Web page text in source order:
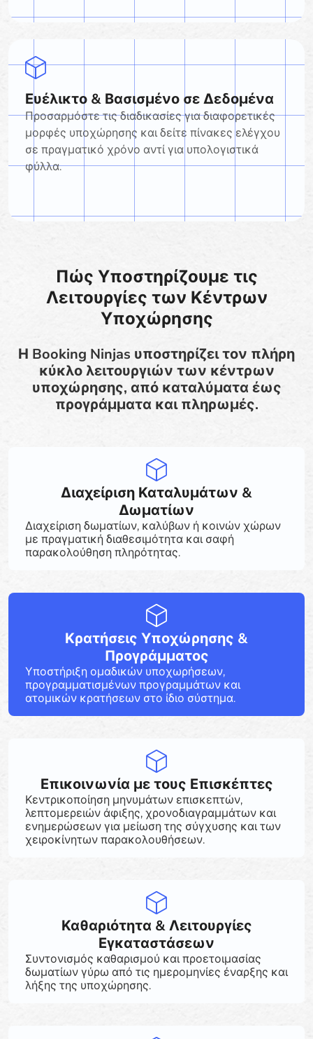
Ευέλικτο & Βασισμένο σε Δεδομένα
Προσαρμόστε τις διαδικασίες για διαφορετικές
μορφές υποχώρησης και δείτε πίνακες ελέγχου
σε πραγματικό χρόνο αντί για υπολογιστικά
φύλλα.
Πώς Υποστηρίζουμε τις
Λειτουργίες των Κέντρων
Υποχώρησης
Η Booking Ninjas υποστηρίζει τον πλήρη
κύκλο λειτουργιών των κέντρων
υποχώρησης, από καταλύματα έως
προγράμματα και πληρωμές.
Διαχείριση Καταλυμάτων &
Δωματίων
Διαχείριση δωματίων, καλύβων ή κοινών χώρων
με πραγματική διαθεσιμότητα και σαφή
παρακολούθηση πληρότητας.
Κρατήσεις Υποχώρησης &
Προγράμματος
Υποστήριξη ομαδικών υποχωρήσεων,
προγραμματισμένων προγραμμάτων και
ατομικών κρατήσεων στο ίδιο σύστημα.
Επικοινωνία με τους Επισκέπτες
Κεντρικοποίηση μηνυμάτων επισκεπτών,
λεπτομερειών άφιξης, χρονοδιαγραμμάτων και
ενημερώσεων για μείωση της σύγχυσης και των
χειροκίνητων παρακολουθήσεων.
Καθαριότητα & Λειτουργίες
Εγκαταστάσεων
Συντονισμός καθαρισμού και προετοιμασίας
δωματίων γύρω από τις ημερομηνίες έναρξης και
λήξης της υποχώρησης.